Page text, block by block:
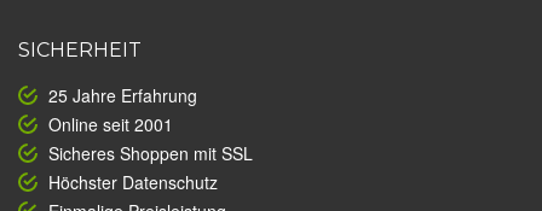
SICHERHEIT
25 Jahre Erfahrung
Online seit 2001
Sicheres Shoppen mit SSL
Höchster Datenschutz